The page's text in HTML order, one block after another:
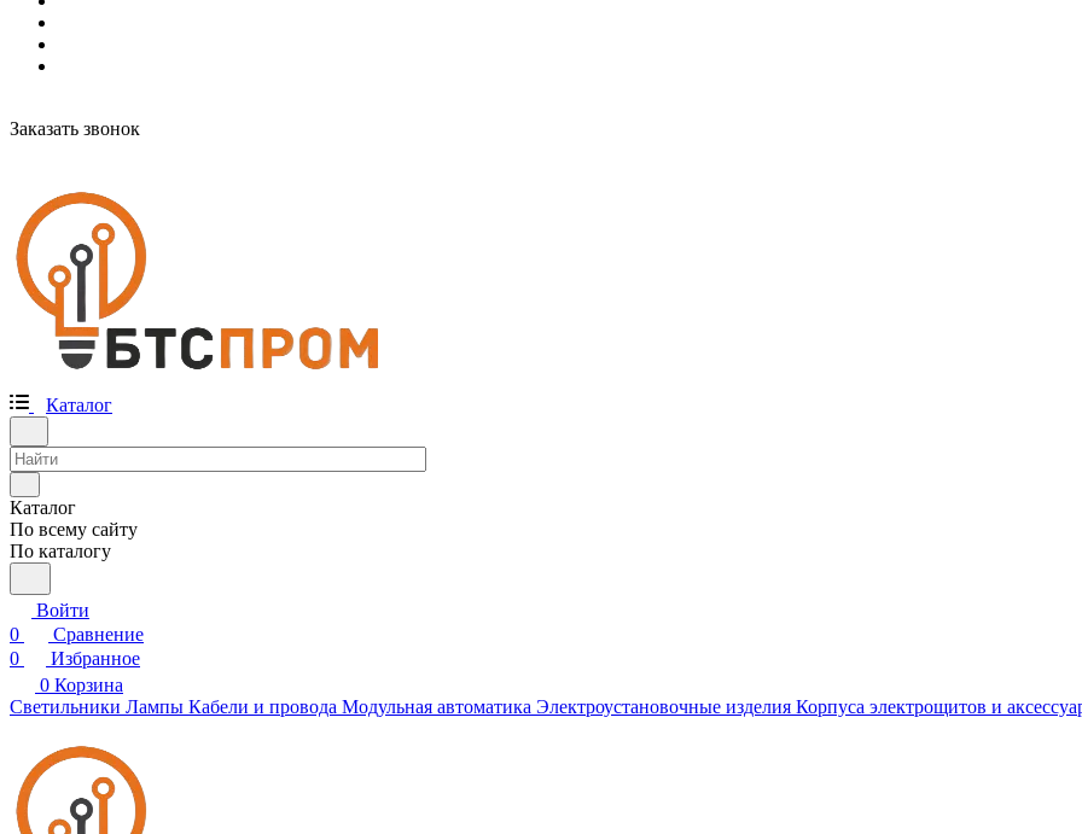
Заказать звонок
Каталог
Каталог
По всему сайту
По каталогу
Войти
0
Сравнение
0
Избранное
0 Корзина
Светильники Лампы Кабели и провода Модульная автоматика Электроустановочные изделия Корпуса электрощитов и